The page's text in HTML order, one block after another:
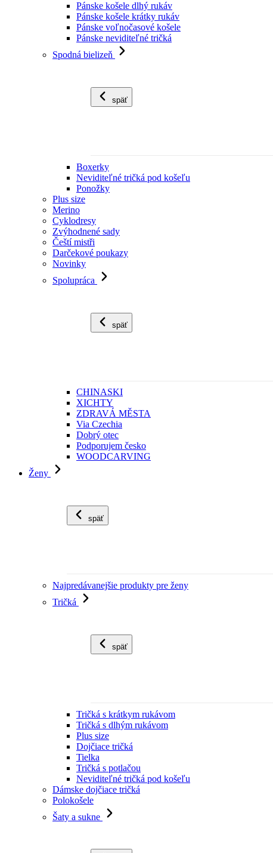
Pánske košele dlhý rukáv
Pánske košele krátky rukáv
Pánske voľnočasové košele
Pánske neviditeľné tričká
Spodná bielizeň
späť
Boxerky
Neviditeľné tričká pod košeľu
Ponožky
Plus size
Merino
Cyklodresy
Zvýhodnené sady
Čeští mistři
Darčekové poukazy
Novinky
Spolupráca
späť
CHINASKI
XICHTY
ZDRAVÁ MĚSTA
Via Czechia
Dobrý otec
Podporujem česko
WOODCARVING
Ženy
späť
Najpredávanejšie produkty pre ženy
Tričká
späť
Tričká s krátkym rukávom
Tričká s dlhým rukávom
Plus size
Dojčiace tričká
Tielka
Tričká s potlačou
Neviditeľné tričká pod košeľu
Dámske dojčiace tričká
Polokošele
Šaty a sukne